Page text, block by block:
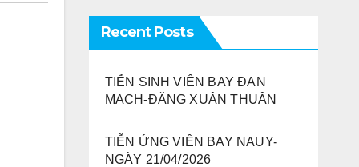
Recent Posts
TIỄN SINH VIÊN BAY ĐAN
MẠCH-ĐẶNG XUÂN THUẬN
TIỄN ỨNG VIÊN BAY NAUY-
NGÀY 21/04/2026